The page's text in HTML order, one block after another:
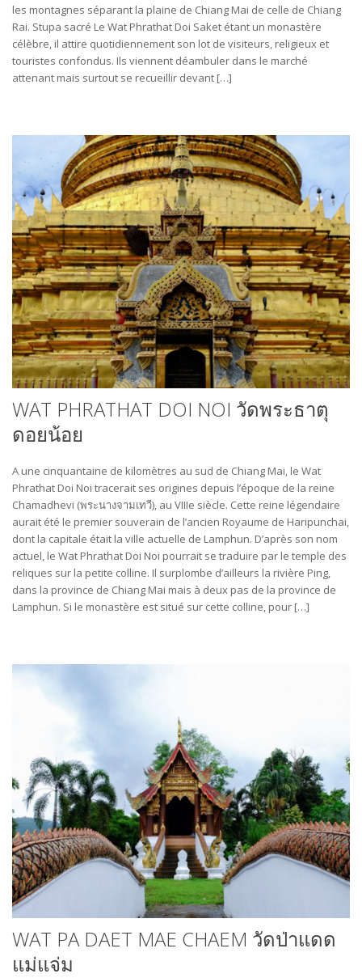
les montagnes séparant la plaine de Chiang Mai de celle de Chiang
Rai. Stupa sacré Le Wat Phrathat Doi Saket étant un monastère
célèbre, il attire quotidiennement son lot de visiteurs, religieux et
touristes confondus. Ils viennent déambuler dans le marché
attenant mais surtout se recueillir devant […]
WAT PHRATHAT DOI NOI วัดพระธาตุ
ดอยน้อย
A une cinquantaine de kilomètres au sud de Chiang Mai, le Wat
Phrathat Doi Noi tracerait ses origines depuis l’époque de la reine
Chamadhevi (พระนางจามเทวี), au VIIIe siècle. Cette reine légendaire
aurait été le premier souverain de l’ancien Royaume de Haripunchai,
dont la capitale était la ville actuelle de Lamphun. D’après son nom
actuel, le Wat Phrathat Doi Noi pourrait se traduire par le temple des
reliques sur la petite colline. Il surplombe d’ailleurs la rivière Ping,
dans la province de Chiang Mai mais à deux pas de la province de
Lamphun. Si le monastère est situé sur cette colline, pour […]
WAT PA DAET MAE CHAEM วัดป่าแดด
แม่แจ่ม